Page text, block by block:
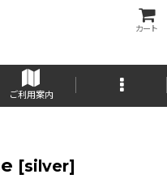
カート
ご利用案内
[silver]